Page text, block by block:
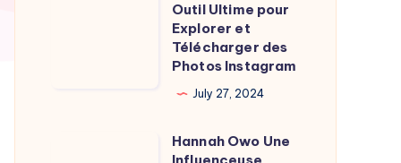
Outil Ultime pour
Explorer et
Télécharger des
Photos Instagram
July 27, 2024
Hannah Owo Une